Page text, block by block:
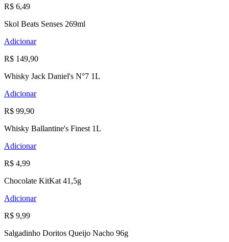
R$ 6,49
Skol Beats Senses 269ml
Adicionar
R$ 149,90
Whisky Jack Daniel's N°7 1L
Adicionar
R$ 99,90
Whisky Ballantine's Finest 1L
Adicionar
R$ 4,99
Chocolate KitKat 41,5g
Adicionar
R$ 9,99
Salgadinho Doritos Queijo Nacho 96g